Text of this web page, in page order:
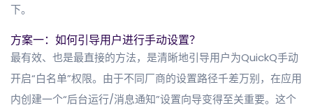
下。
方案一：如何引导用户进行手动设置？
最有效、也是最直接的方法，是清晰地引导用户为QuickQ手动
开启“白名单”权限。由于不同厂商的设置路径千差万别，在应用
内创建一个“后台运行/消息通知”设置向导变得至关重要。这个